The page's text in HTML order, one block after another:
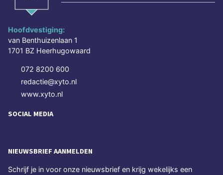
Hoofdvestiging:
van Benthuizenlaan 1
1701 BZ Heerhugowaard
072 8200 600
redactie@xyto.nl
www.xyto.nl
SOCIAL MEDIA
NIEUWSBRIEF AANMELDEN
Schrijf je in voor onze nieuwsbrief en krijg wekelijks een